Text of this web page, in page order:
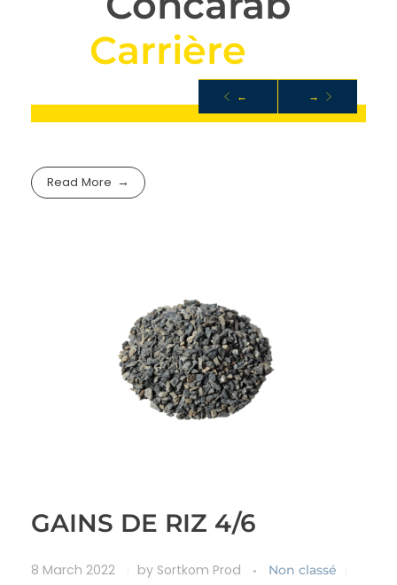
CarrièreC
← →
Read More
GAINS DE RIZ 4/6
8 March 2022 by Sortkom Prod
Non classé